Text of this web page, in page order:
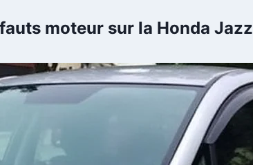
moteur sur la Honda Jazz